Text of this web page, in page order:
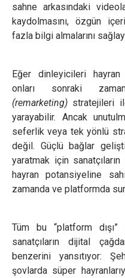
sahne arkasındaki
kaydolmasını, özgün
fazla bilgi almalarını
Eğer dinleyicileri hayran
onları sonraki
(remarketing) stratejileri
yarayabilir. Ancak
seferlik veya tek yönlü
değil. Güçlü bağlar
yaratmak için
hayran potansiyeline
zamanda ve platformda
Tüm bu “platform
sanatçıların dijital
benzerini yansıtıyor:
şovlarda süper